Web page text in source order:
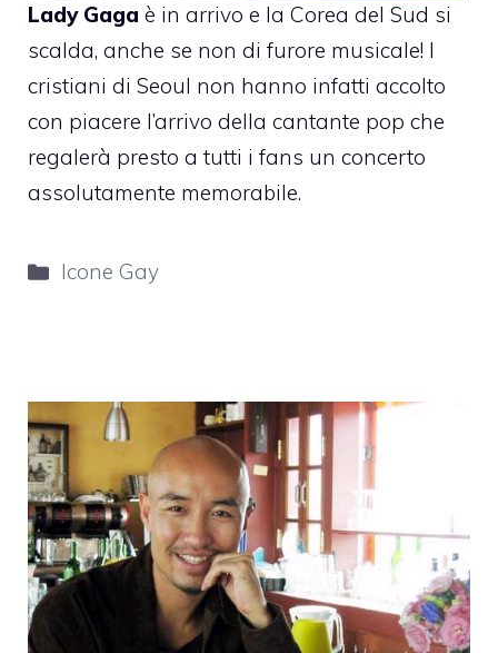
Lady Gaga è in arrivo e la Corea del Sud si
scalda, anche se non di furore musicale! I
cristiani di Seoul non hanno infatti accolto
con piacere l’arrivo della cantante pop che
regalerà presto a tutti i fans un concerto
assolutamente memorabile.
Categorie
Icone Gay